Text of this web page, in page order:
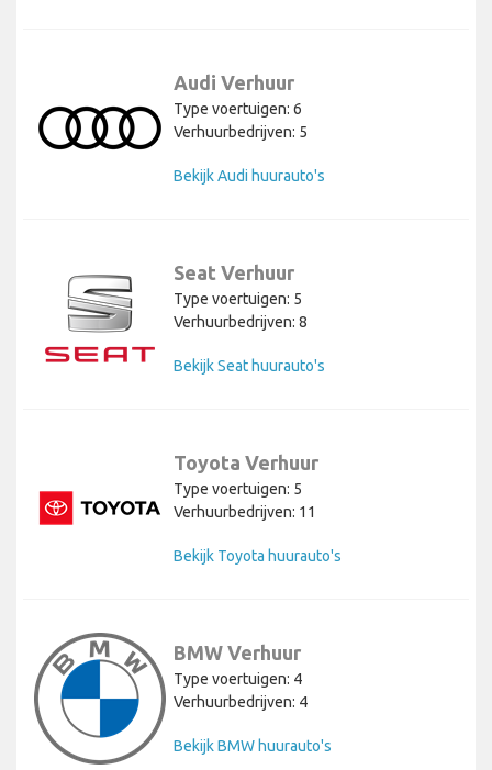
Audi Verhuur
Type voertuigen: 6
Verhuurbedrijven: 5
Bekijk Audi huurauto's
Seat Verhuur
Type voertuigen: 5
Verhuurbedrijven: 8
Bekijk Seat huurauto's
Toyota Verhuur
Type voertuigen: 5
Verhuurbedrijven: 11
Bekijk Toyota huurauto's
BMW Verhuur
Type voertuigen: 4
Verhuurbedrijven: 4
Bekijk BMW huurauto's